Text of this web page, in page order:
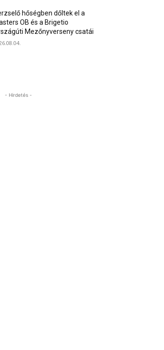
hőségben dőltek el a
OB és a Brigetio
Mezőnyverseny csatái
- Hirdetés -